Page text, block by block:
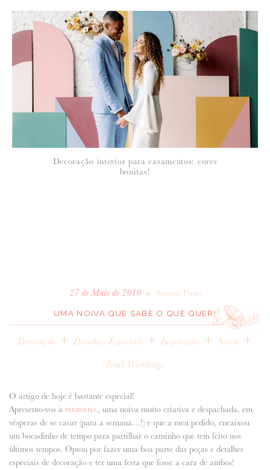
Decoração interior para casamentos: cores
bonitas!
27 de Maio de 2010 • Susana Pinto
UMA NOIVA QUE SABE O QUE QUER!
Decoração + Detalhes Especiais +Inspiração +Noiva +
Real Weddings
O artigo de hoje é bastante especial!
Apresento-vos a
MARIANA , uma noiva muito criativa e despachada, em
vésperas de se casar (para a semana…!) e que a meu pedido, encaixou
um bocadinho de tempo para partilhar o caminho que tem feito nos
últimos tempos. Optou por fazer uma boa parte das peças e detalhes
especiais de decoração e ter uma festa que fosse a cara de ambos!